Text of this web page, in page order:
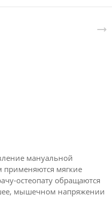
мануальной
мягкие
остеопату обращаются
мышечном напряжении